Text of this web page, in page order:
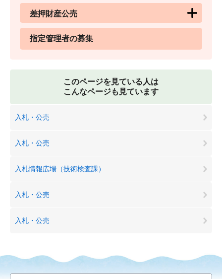
差押財産公売
指定管理者の募集
このページを見ている人は
こんなページも見ています
入札・公売
入札・公売
入札情報広場（技術検査課）
入札・公売
入札・公売